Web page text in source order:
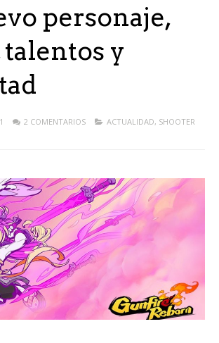
personaje,
talentos y
2 COMENTARIOS ACTUALIDAD, SHOOTER